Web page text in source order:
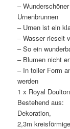
–
Urnenbrunnen
– Urnen ist ein
– Wasser rieselt
– So ein
– Blumen nicht
– In toller Form
werden
1 x Royal
Bestehend aus:
Dekoration,
2,3m